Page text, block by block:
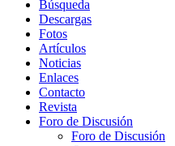
Búsqueda
Descargas
Fotos
Artículos
Noticias
Enlaces
Contacto
Revista
Foro de Discusión
Foro de Discusión